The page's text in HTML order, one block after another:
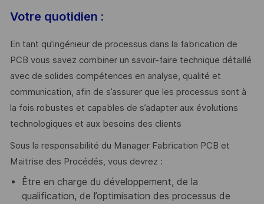
Votre quotidien :
En tant qu’ingénieur de processus dans la fabrication de
PCB vous savez combiner un savoir-faire technique détaillé
avec de solides compétences en analyse, qualité et
communication, afin de s’assurer que les processus sont à
la fois robustes et capables de s’adapter aux évolutions
technologiques et aux besoins des clients
Sous la responsabilité du Manager Fabrication PCB et
Maitrise des Procédés, vous devrez :
Être en charge du développement, de la
qualification, de l’optimisation des processus de